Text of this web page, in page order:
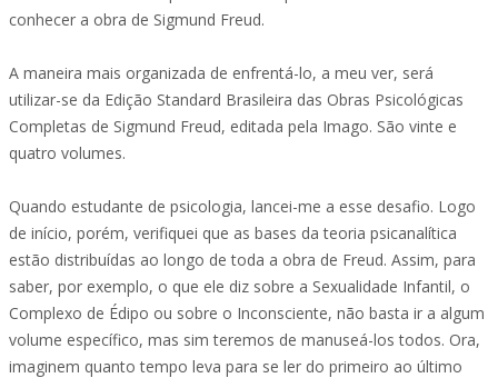
conhecer a obra de Sigmund Freud.
A maneira mais organizada de enfrentá-lo, a meu ver, será
utilizar-se da Edição Standard Brasileira das Obras Psicológicas
Completas de Sigmund Freud, editada pela Imago. São vinte e
quatro volumes.
Quando estudante de psicologia, lancei-me a esse desafio. Logo
de início, porém, verifiquei que as bases da teoria psicanalítica
estão distribuídas ao longo de toda a obra de Freud. Assim, para
saber, por exemplo, o que ele diz sobre a Sexualidade Infantil, o
Complexo de Édipo ou sobre o Inconsciente, não basta ir a algum
volume específico, mas sim teremos de manuseá-los todos. Ora,
imaginem quanto tempo leva para se ler do primeiro ao último